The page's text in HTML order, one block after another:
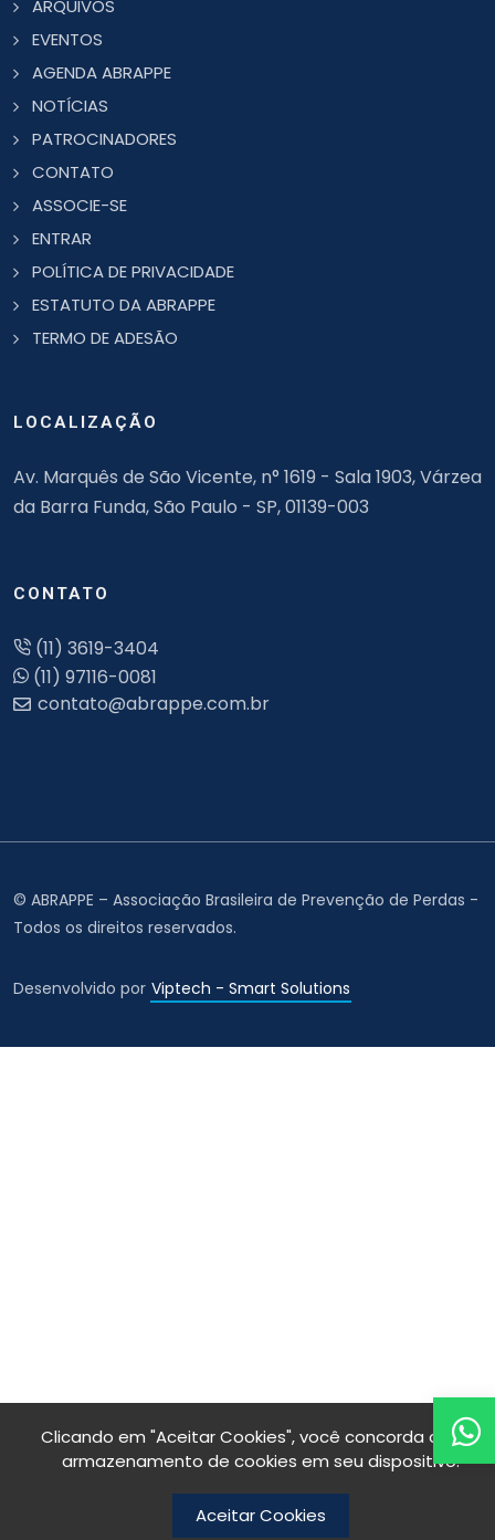
Clicando em "Aceitar Cookies", você concorda com o
armazenamento de cookies em seu dispositivo.
Aceitar Cookies
ARQUIVOS
EVENTOS
AGENDA ABRAPPE
NOTÍCIAS
PATROCINADORES
CONTATO
ASSOCIE-SE
ENTRAR
POLÍTICA DE PRIVACIDADE
ESTATUTO DA ABRAPPE
TERMO DE ADESÃO
LOCALIZAÇÃO
Av. Marquês de São Vicente, n° 1619 - Sala 1903, Várzea
da Barra Funda, São Paulo - SP, 01139-003
CONTATO
(11) 3619-3404
(11) 97116-0081
© ABRAPPE – Associação Brasileira de Prevenção de Perdas -
Todos os direitos reservados.
Desenvolvido por Viptech - Smart Solutions